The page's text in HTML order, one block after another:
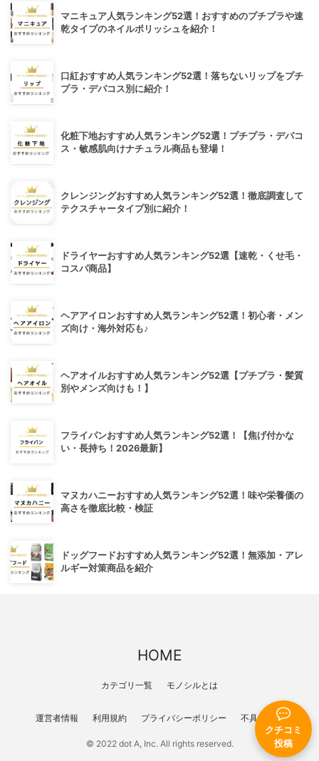
クチコミ
投稿
マニキュア人気ランキング52選！おすすめのプチプラや速
乾タイプのネイルポリッシュを紹介！
口紅おすすめ人気ランキング52選！落ちないリップをプチ
プラ・デパコス別に紹介！
化粧下地おすすめ人気ランキング52選！プチプラ・デパコ
ス・敏感肌向けナチュラル商品も登場！
クレンジングおすすめ人気ランキング52選！徹底調査して
テクスチャータイプ別に紹介！
ドライヤーおすすめ人気ランキング52選【速乾・くせ毛・
コスパ商品】
ヘアアイロンおすすめ人気ランキング52選！初心者・メン
ズ向け・海外対応も♪
ヘアオイルおすすめ人気ランキング52選【プチプラ・髪質
別やメンズ向けも！】
フライパンおすすめ人気ランキング52選！【焦げ付かな
い・長持ち！2026最新】
マヌカハニーおすすめ人気ランキング52選！味や栄養価の
高さを徹底比較・検証
ドッグフードおすすめ人気ランキング52選！無添加・アレ
ルギー対策商品を紹介
HOME
カテゴリ一覧 モノシルとは
運営者情報 利用規約 プライバシーポリシー 不具合報告
© 2022 dot A, Inc. All rights reserved.